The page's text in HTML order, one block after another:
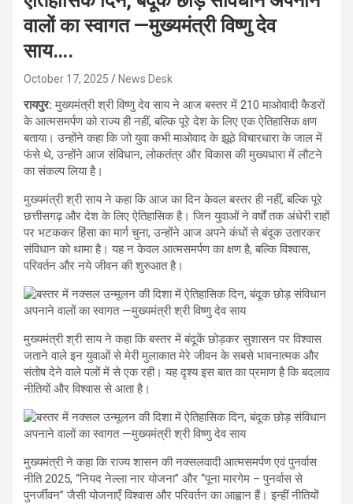
वालों का स्वागत —मुख्यमंत्री विष्णु देव
साय….
October 17, 2025 News Desk
रायपुर:मुख्यमंत्री श्री विष्णु देव साय ने आज बस्तर में 210 माओवादी कैडरों
के आत्मसमर्पण को राज्य ही नहीं, बल्कि पूरे देश के लिए एक ऐतिहासिक क्षण
बताया। उन्होंने कहा कि जो युवा कभी माओवाद के झूठे विचारधारा के जाल में
फंसे थे, उन्होंने आज संविधान, लोकतंत्र और विकास की मुख्यधारा में लौटने
का संकल्प लिया है।
मुख्यमंत्री श्री साय ने कहा कि आज का दिन केवल बस्तर ही नहीं, बल्कि पूरे
छत्तीसगढ़ और देश के लिए ऐतिहासिक है। जिन युवाओं ने वर्षों तक अंधेरी राहों
पर भटककर हिंसा का मार्ग चुना, उन्होंने आज अपने कंधों से बंदूक उतारकर
संविधान को थामा है। यह न केवल आत्मसमर्पण का क्षण है, बल्कि विश्वास,
परिवर्तन और नये जीवन की शुरुआत है।
मुख्यमंत्री श्री साय ने कहा कि बस्तर में बंदूकें छोड़कर सुशासन पर विश्वास
जताने वाले इन युवाओं से मेरी मुलाकात मेरे जीवन के सबसे भावनात्मक और
संतोष देने वाले पलों में से एक रही। यह दृश्य इस बात का प्रमाण है कि बदलाव
नीतियों और विश्वास से आता है।
मुख्यमंत्री ने कहा कि राज्य शासन की नक्सलवादी आत्मसमर्पण एवं पुनर्वास
नीति 2025, “नियद नेल्ला नार योजना” और “पूना मारगेम – पुनर्वास से
पुनर्जीवन” जैसी योजनाएँ विश्वास और परिवर्तन का आह्वान हैं। इन्हीं नीतियों